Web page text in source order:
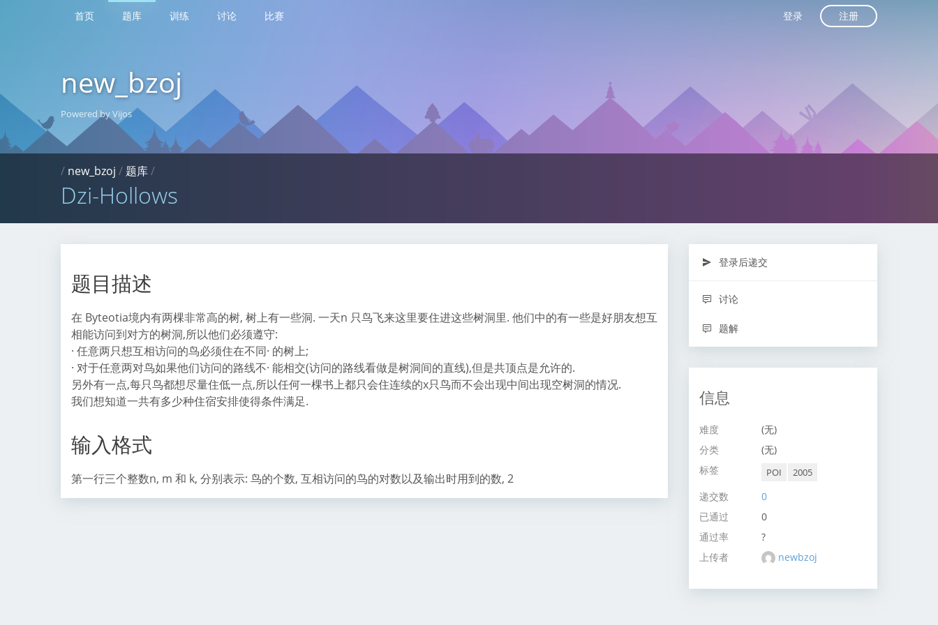
首页 题库 训练 讨论 比赛 登录 注册
new_bzoj
Powered by Vijos
/ new_bzoj /题库/
Dzi-Hollows
题目描述
在 Byteotia境内有两棵非常高的树, 树上有一些洞. 一天n 只鸟飞来这里要住进这些树洞里. 他们中的有一些是好朋友想互
相能访问到对方的树洞,所以他们必须遵守:
· 任意两只想互相访问的鸟必须住在不同· 的树上;
· 对于任意两对鸟如果他们访问的路线不· 能相交(访问的路线看做是树洞间的直线),但是共顶点是允许的.
另外有一点,每只鸟都想尽量住低一点,所以任何一棵书上都只会住连续的x只鸟而不会出现中间出现空树洞的情况.
我们想知道一共有多少种住宿安排使得条件满足.
输入格式
第一行三个整数n, m 和 k, 分别表示: 鸟的个数, 互相访问的鸟的对数以及输出时用到的数, 2
登录后递交
讨论
题解
信息
难度
(无)
分类
(无)
标签
POI 2005
递交数
0
已通过
0
通过率
?
上传者
newbzoj